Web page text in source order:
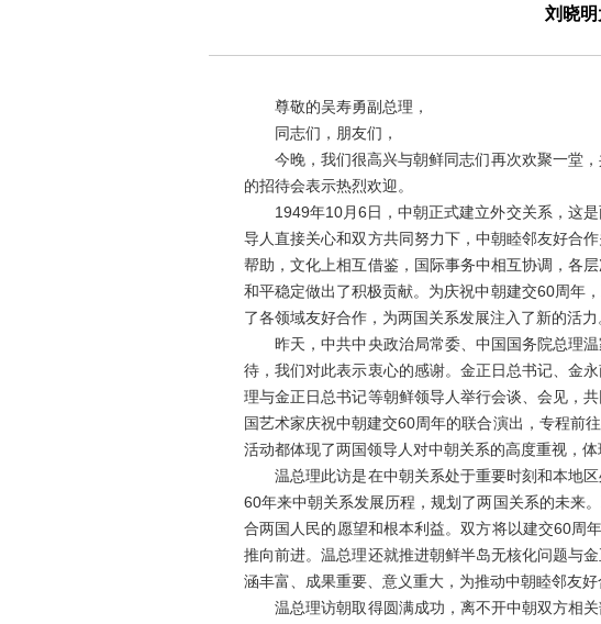
刘晓
尊敬的吴寿勇副总理，
同志们，朋友们，
今晚，我们很高兴与朝鲜同志们再次欢聚一堂，
的招待会表示热烈欢迎。
1949年10月6日，中朝正式建立外交关系，这是
导人直接关心和双方共同努力下，中朝睦邻友好合
帮助，文化上相互借鉴，国际事务中相互协调，各
和平稳定做出了积极贡献。为庆祝中朝建交60周年
了各领域友好合作，为两国关系发展注入了新的活力
昨天，中共中央政治局常委、中国国务院总理温
待，我们对此表示衷心的感谢。金正日总书记、金
理与金正日总书记等朝鲜领导人举行会谈、会见，
国艺术家庆祝中朝建交60周年的联合演出，专程前
活动都体现了两国领导人对中朝关系的高度重视，体
温总理此访是在中朝关系处于重要时刻和本地区
60年来中朝关系发展历程，规划了两国关系的未来
合两国人民的愿望和根本利益。双方将以建交60周
推向前进。温总理还就推进朝鲜半岛无核化问题与
涵丰富、成果重要、意义重大，为推动中朝睦邻友
温总理访朝取得圆满成功，离不开中朝双方相关